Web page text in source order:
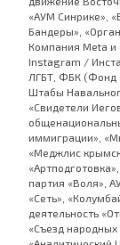
«АУМ Синрике»,
Бандеры»,
Компания Meta и
Instagram /
ЛГБТ, ФБК (Фонд
Штабы
«Свидетели
иммиграции»,
«Меджлис
партия «Воля»,
«Сеть»,
деятельность
«Съезд народных